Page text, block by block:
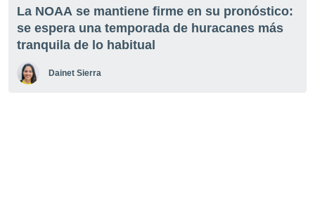
La NOAA se mantiene firme en su pronóstico:
se espera una temporada de huracanes más
tranquila de lo habitual
Dainet Sierra